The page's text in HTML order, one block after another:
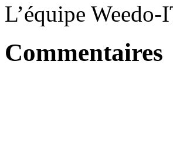
L’équipe Weedo-
Commentaires